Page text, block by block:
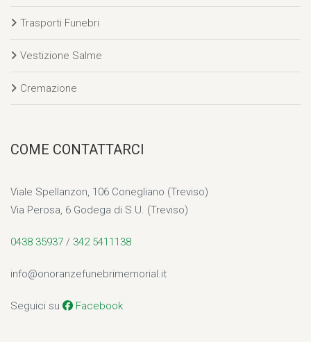
Trasporti Funebri
Vestizione Salme
Cremazione
COME CONTATTARCI
Viale Spellanzon, 106 Conegliano (Treviso)
Via Perosa, 6 Godega di S.U. (Treviso)
0438 35937 / 342 5411138
info@onoranzefunebrimemorial.it
Seguici su Facebook